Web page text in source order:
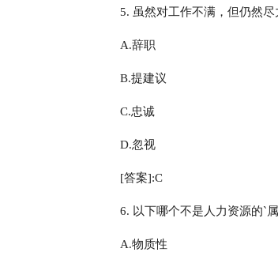
5. 虽然对工作不满，但仍然
A.辞职
B.提建议
C.忠诚
D.忽视
[答案]:C
6. 以下哪个不是人力资源的`属
A.物质性